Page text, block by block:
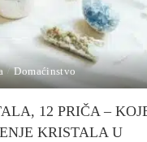
Domaćinstvo
12 PRIČA –
KRISTALA U